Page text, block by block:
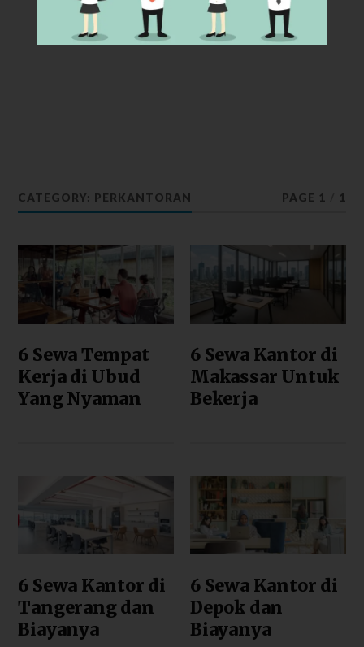
CATEGORY: PERKANTORAN PAGE 1 1
6 Sewa Tempat
Kerja di Ubud
Yang Nyaman
6 Sewa Kantor di
Makassar Untuk
Bekerja
6 Sewa Kantor di
Tangerang dan
Biayanya
6 Sewa Kantor di
Depok dan
Biayanya